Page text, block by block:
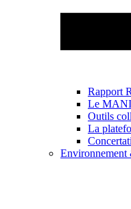
Rapport
Le
Outils
La
Environnement